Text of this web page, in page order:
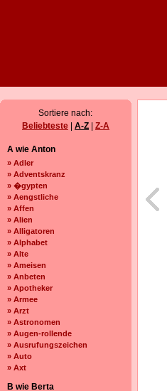
Sortiere nach:
Beliebteste
A-Z Z-A
A wie Anton
» Adler
» Adventskranz
» �gypten
» Aengstliche
» Affen
» Alien
» Alligatoren
» Alphabet
» Alte
» Ameisen
» Anbeten
» Apotheker
» Armee
» Arzt
» Astronomen
» Augen-rollende
» Ausrufungszeichen
» Auto
» Axt
B wie Berta